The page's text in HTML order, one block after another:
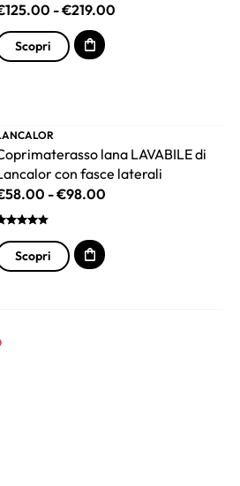
125.00 -€219.00
Scopri
lana LAVABILE di
con fasce laterali
58.00 -€98.00
Scopri